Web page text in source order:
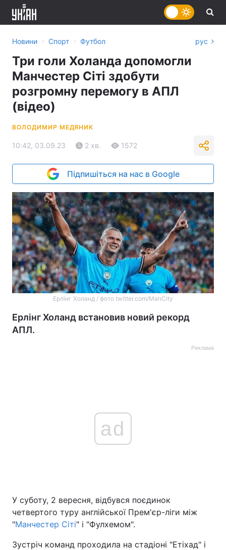
Головна
Україна Політика
Економіка
Новини › Спорт › Футбол рус
Три голи Холанда допомогли
Манчестер Сіті здобути
розгромну перемогу в АПЛ
(відео)
ВОЛОДИМИР МЕДЯНИК
10:42, 03.09.23 2 хв. 1572
Підпишіться на нас в Google
Ерлінг Холанд / фото twitter.com/ManCity
Ерлінг Холанд встановив новий рекорд
АПЛ.
Реклама
ad
У суботу, 2 вересня, відбувся поєдинок
четвертого туру англійської Прем'єр-ліги між
"Манчестер Сіті" і "Фулхемом".
Зустріч команд проходила на стадіоні "Етіхад" і